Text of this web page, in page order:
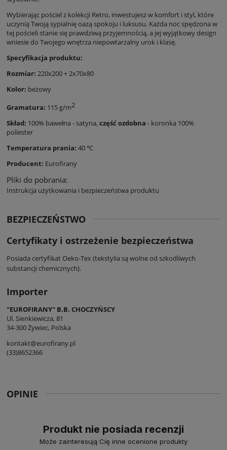
Wybierając pościel z kolekcji Retro, inwestujesz w komfort i styl, które
uczynią Twoją sypialnię oazą spokoju i luksusu. Każda noc spędzona w
tej pościeli stanie się prawdziwą przyjemnością, a jej wyjątkowy design
wniesie do Twojego wnętrza niepowtarzalny urok i klasę.
Specyfikacja produktu:
Rozmiar: 220x200 + 2x70x80
Kolor: beżowy
Gramatura: 115 g/m2
Skład: 100% bawełna - satyna, część ozdobna - koronka 100%
poliester
Temperatura prania: 40 ℃
Producent: Eurofirany
Pliki do pobrania:
Instrukcja użytkowania i bezpieczeństwa produktu
BEZPIECZEŃSTWO
Certyfikaty i ostrzeżenie bezpieczeństwa
Posiada certyfikat Oeko-Tex (tekstylia są wolne od szkodliwych
substancji chemicznych).
Importer
"EUROFIRANY" B.B. CHOCZYŃSCY
Ul. Sienkiewicza, 81
34-300 Żywiec, Polska
kontakt@eurofirany.pl
(33)8652366
OPINIE
Produkt nie posiada recenzji
Może zainteresują Cię inne ocenione produkty